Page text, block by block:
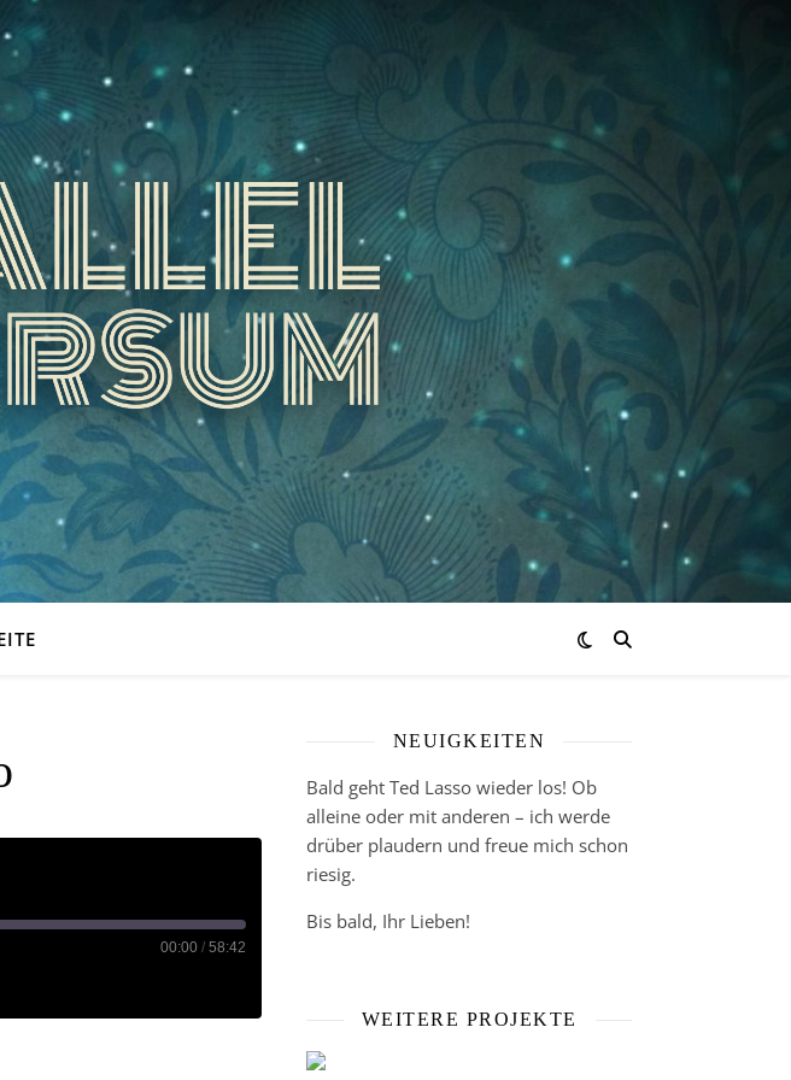
00:00 / 58:42
NEUIGKEITEN
Bald geht Ted Lasso wieder los! Ob
alleine oder mit anderen – ich werde
drüber plaudern und freue mich schon
riesig.
Bis bald, Ihr Lieben!
WEITERE PROJEKTE